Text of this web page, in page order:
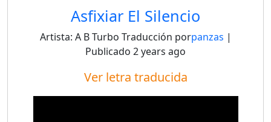
Asfixiar El Silencio
Artista: A B Turbo Traducción porpanzas |
Publicado 2 years ago
Ver letra traducida